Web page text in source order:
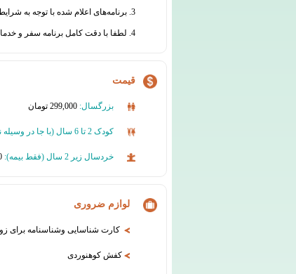
3. برنامه‌های اعلام شده با توجه به شرایط آب و هوایی و سایر عوامل محیطی یا فنی قابل جابجایی است.
4. لطفا با دقت کامل برنامه سفر و خدمات تور را مطالعه نموده و در مورد هرگونه ابهام از دفتر گروه تورهای تابان اطلاعات لازم را دریافت نمائید.
قیمت
بزرگسال:
کودک 2 تا 6 سال ( با جا در
خردسال زیر 2 سال (فقط بیمه):
لوازم ضروری
کارت شناسایی وشناسنامه برای
کفش کوهنوردی